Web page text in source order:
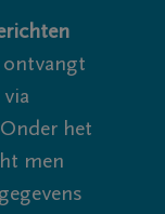
ontvangt
het
men